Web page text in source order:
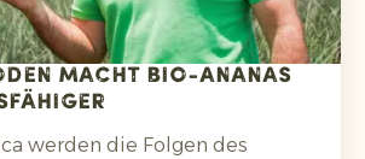
macht Bio-Ananas
werden die Folgen des